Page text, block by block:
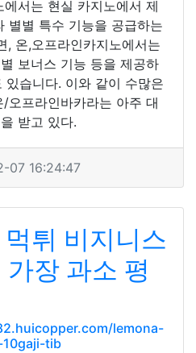
서는 현실 카지노에서 제
별별 특수 기능을 공급하는
, 온,오프라인카지노에서는
보너스 기능 등을 제공하
습니다. 이와 같이 수많은
오프라인바카라는 아주 대
받고 있다.
07 16:24:47
튀 비지니스
장 과소 평
lemona-
tib